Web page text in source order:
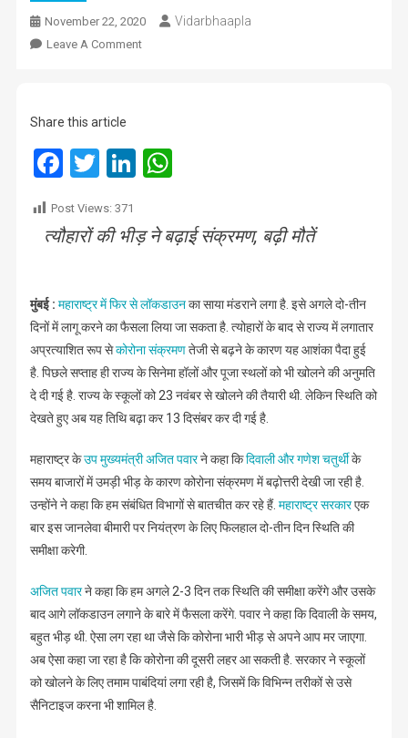
November 22, 2020 Vidarbhaapla
Leave A CommentOn
में
फिर
की
Share this article
Facebook
TwitterLinkedIn
Post Views: 371
त्यौहारों की भीड़ ने बढ़ाई संक्रमण, बढ़ी मौतें
मुंबई : महाराष्ट्र में फिर से लॉकडाउनका साया मंडराने लगा है. इसे अगले दो-तीन
दिनों में लागू करने का फैसला लिया जा सकता है. त्योहारों के बाद से राज्य में लगातार
अप्रत्याशित रूप सेकोरोना संक्रमणतेजी से बढ़ने के कारण यह आशंका पैदा हुई
है. पिछले सप्ताह ही राज्य के सिनेमा हॉलों और पूजा स्थलों को भी खोलने की अनुमति
दे दी गई है. राज्य के स्कूलों को 23 नवंबर से खोलने की तैयारी थी. लेकिन स्थिति को
देखते हुए अब यह तिथि बढ़ा कर 13 दिसंबर कर दी गई है.
महाराष्ट्र केउप मुख्यमंत्री अजित पवारने कहा किदिवाली और गणेश चतुर्थीके
समय बाजारों में उमड़ी भीड़ के कारण कोरोना संक्रमण में बढ़ोत्तरी देखी जा रही है.
उन्होंने ने कहा कि हम संबंधित विभागों से बातचीत कर रहे हैं. महाराष्ट्र सरकारएक
बार इस जानलेवा बीमारी पर नियंत्रण के लिए फिलहाल दो-तीन दिन स्थिति की
समीक्षा करेगी.
अजित पवारने कहा कि हम अगले 2-3 दिन तक स्थिति की समीक्षा करेंगे और उसके
बाद आगे लॉकडाउन लगाने के बारे में फैसला करेंगे. पवार ने कहा कि दिवाली के समय,
बहुत भीड़ थी. ऐसा लग रहा था जैसे कि कोरोना भारी भीड़ से अपने आप मर जाएगा.
अब ऐसा कहा जा रहा है कि कोरोना की दूसरी लहर आ सकती है. सरकार ने स्कूलों
को खोलने के लिए तमाम पाबंदियां लगा रही है, जिसमें कि विभिन्न तरीकों से उसे
सैनिटाइज करना भी शामिल है.